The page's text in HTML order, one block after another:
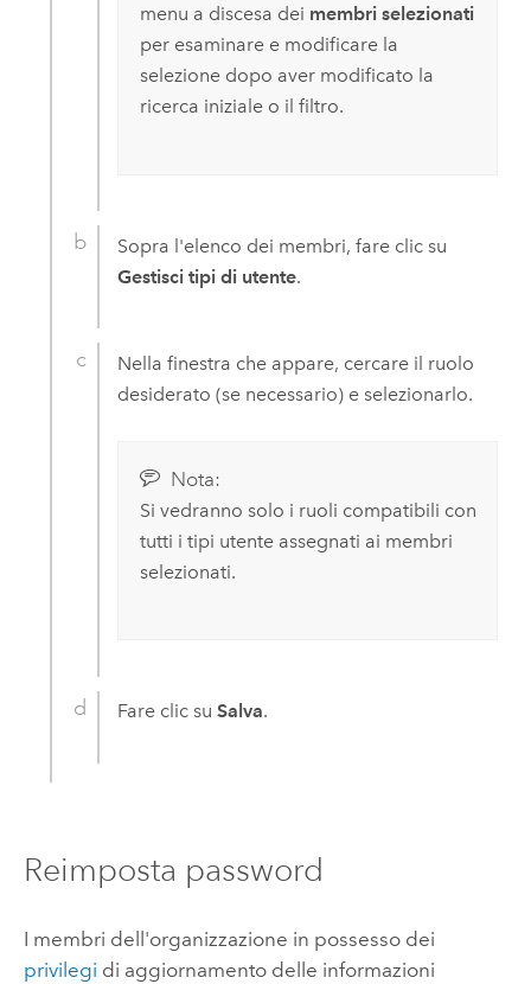
menu a discesa dei membri selezionati
per esaminare e modificare la
selezione dopo aver modificato la
ricerca iniziale o il filtro.
Sopra l'elenco dei membri, fare clic su
Gestisci tipi di utente.
Nella finestra che appare, cercare il ruolo
desiderato (se necessario) e selezionarlo.
Nota:
Si vedranno solo i ruoli compatibili con
tutti i tipi utente assegnati ai membri
selezionati.
Fare clic suSalva.
Reimposta password
I membri dell'organizzazione in possesso dei
privilegi di aggiornamento delle informazioni